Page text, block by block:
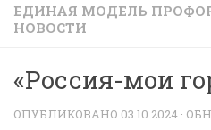
ЕДИНАЯ МОДЕЛЬ
НОВОСТИ
«Россия-мои
ОПУБЛИКОВАНО 03.10.2024 ·